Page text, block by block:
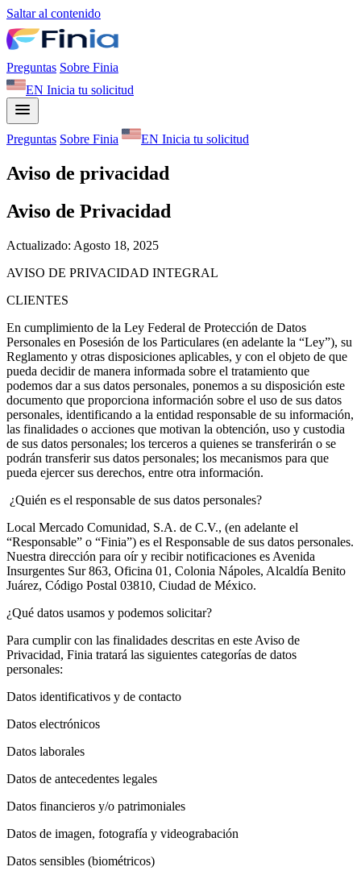
Saltar al contenido
Preguntas Sobre Finia
EN Inicia tu solicitud
Preguntas Sobre Finia EN Inicia tu solicitud
Aviso de privacidad
Aviso de Privacidad
Actualizado: Agosto 18, 2025
AVISO DE PRIVACIDAD INTEGRAL
CLIENTES
En cumplimiento de la Ley Federal de Protección de Datos
Personales en Posesión de los Particulares (en adelante la “Ley”), su
Reglamento y otras disposiciones aplicables, y con el objeto de que
pueda decidir de manera informada sobre el tratamiento que
podemos dar a sus datos personales, ponemos a su disposición este
documento que proporciona información sobre el uso de sus datos
personales, identificando a la entidad responsable de su información,
las finalidades o acciones que motivan la obtención, uso y custodia
de sus datos personales; los terceros a quienes se transferirán o se
podrán transferir sus datos personales; los mecanismos para que
pueda ejercer sus derechos, entre otra información.
¿Quién es el responsable de sus datos personales?
Local Mercado Comunidad, S.A. de C.V., (en adelante el
“Responsable” o “Finia”) es el Responsable de sus datos personales.
Nuestra dirección para oír y recibir notificaciones es Avenida
Insurgentes Sur 863, Oficina 01, Colonia Nápoles, Alcaldía Benito
Juárez, Código Postal 03810, Ciudad de México.
¿Qué datos usamos y podemos solicitar?
Para cumplir con las finalidades descritas en este Aviso de
Privacidad, Finia tratará las siguientes categorías de datos
personales:
Datos identificativos y de contacto
Datos electrónicos
Datos laborales
Datos de antecedentes legales
Datos financieros y/o patrimoniales
Datos de imagen, fotografía y videograbación
Datos sensibles (biométricos)